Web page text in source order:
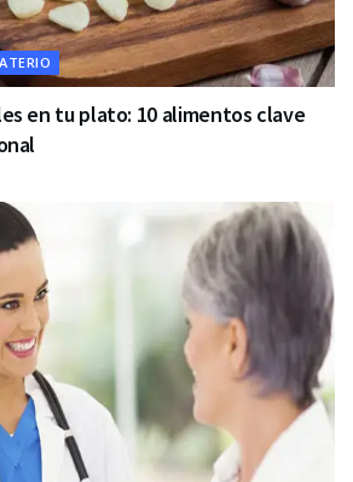
en tu plato: 10 alimentos clave